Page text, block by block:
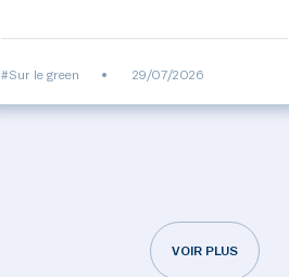
#Sur le green • 29/07/2026
VOIR PLUS